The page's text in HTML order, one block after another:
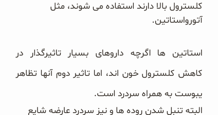
کلسترول بالا دارند استفاده می شوند، مثل
آتورواستاتین.
استاتین ها اگرچه داروهای بسیار تاثیرگذار در
کاهش کلسترول خون اند، اما تاثیر دوم آنها تظاهر
یبوست به همراه سردرد است.
البته تنبل شدن روده ها و نیز سردرد عارضه شایع